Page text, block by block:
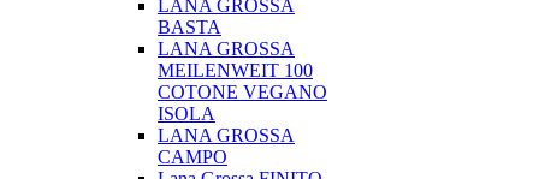
LANA GROSSA
BASTA
LANA GROSSA
MEILENWEIT 100
COTONE VEGANO
ISOLA
LANA GROSSA
CAMPO